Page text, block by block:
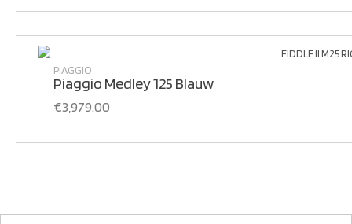
PIAGGIO
Piaggio Medley 125 Blauw
€3,979.00